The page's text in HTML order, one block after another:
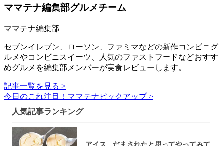
ママテナ編集部グルメチーム
ママテナ編集部
セブンイレブン、ローソン、ファミマなどの新作コンビニグ
ルメやコンビニスイーツ、人気のファストフードなどおすす
めグルメを編集部メンバーが実食レビューします。
記事一覧を見る >
今日のこれ注目！ママテナピックアップ >
人気記事ランキング
アイス、だまされたと思ってやってみて